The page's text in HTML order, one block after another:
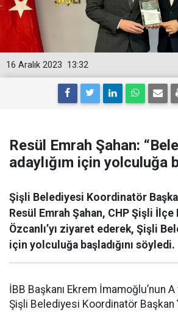
13:32
16 Aralık 2023
Resül Emrah Şahan:
adaylığım için yolculuğa
Şişli Belediyesi Koordinatör
Resül Emrah Şahan, CHP Şişli İlçe
Özcanlı’yı ziyaret ederek, Şişli
için yolculuğa başladığını söyledi.
İBB Başkanı Ekrem İmamoğlu’nun A
Şişli Belediyesi Koordinatör Başkan